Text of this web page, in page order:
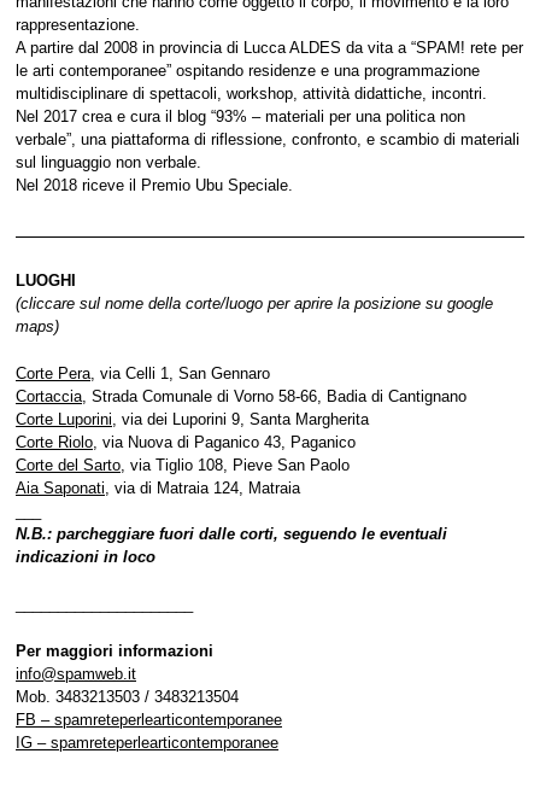
rappresentazione.
A partire dal 2008 in provincia di Lucca ALDES da vita a “SPAM! rete per
le arti contemporanee” ospitando residenze e una programmazione
multidisciplinare di spettacoli, workshop, attività didattiche, incontri.
Nel 2017 crea e cura il blog “93% – materiali per una politica non
verbale”, una piattaforma di riflessione, confronto, e scambio di materiali
sul linguaggio non verbale.
Nel 2018 riceve il Premio Ubu Speciale.
LUOGHI
(cliccare sul nome della corte/luogo per aprire la posizione su google
maps)
Corte Pera, via Celli 1, San Gennaro
Cortaccia, Strada Comunale di Vorno 58-66, Badia di Cantignano
Corte Luporini, via dei Luporini 9, Santa Margherita
Corte Riolo, via Nuova di Paganico 43, Paganico
Corte del Sarto, via Tiglio 108, Pieve San Paolo
Aia Saponati, via di Matraia 124, Matraia
N.B.: parcheggiare fuori dalle corti, seguendo le eventuali
indicazioni in loco
Per maggiori informazioni
info@spamweb.it
Mob. 3483213503 / 3483213504
FB – spamreteperlearticontemporanee
IG – spamreteperlearticontemporanee